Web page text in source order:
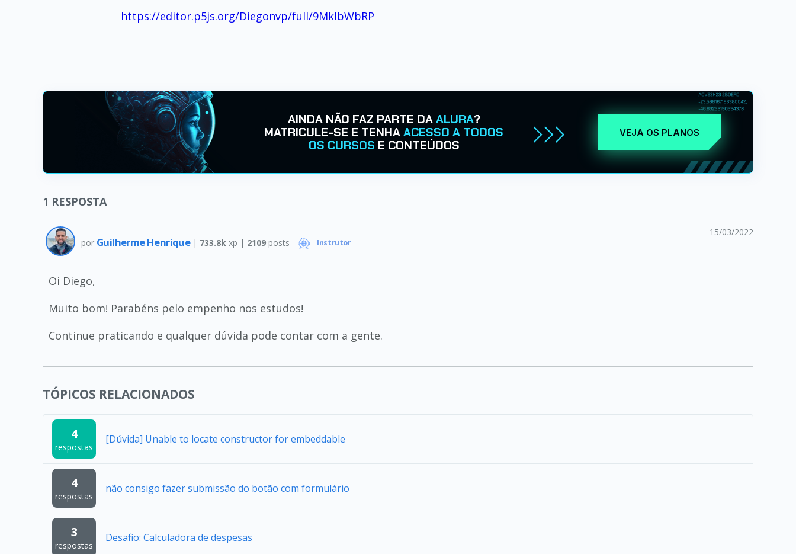
https://editor.p5js.org/Diegonvp/full/9MkIbWbRP
AINDA NÃO FAZ PARTE DAALURA?
MATRICULE-SE E TENHAACESSO A TODOS
OS CURSOS E CONTEÚDOS
VEJA OS PLANOS
1 RESPOSTA
por Guilherme Henrique | 733.8k xp | 2109posts Instrutor
15/03/2022
Oi Diego,
Muito bom! Parabéns pelo empenho nos estudos!
Continue praticando e qualquer dúvida pode contar com a gente.
TÓPICOS RELACIONADOS
4
respostas
[Dúvida] Unable to locate constructor for embeddable
4
respostas
não consigo fazer submissão do botão com formulário
3
respostas
Desafio: Calculadora de despesas